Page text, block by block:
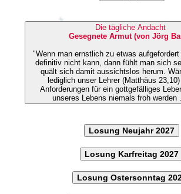
Die tägliche Andacht
Gesegnete Armut (von Jörg
"Wenn man ernstlich zu etwas
definitiv nicht kann, dann fühlt man sich
quält sich damit aussichtslos herum. Wäre Jesus nun
lediglich unser Lehrer (Matthäus
Anforderungen für ein gottgefälliges
unseres Lebens niemals froh werden
Losung Neujahr 2027
Losung Karfreitag 2027
Losung Ostersonntag